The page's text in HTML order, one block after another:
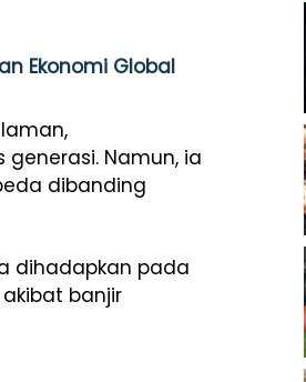
Ekonomi Global
Namun, ia
dibanding
dihadapkan pada
akibat banjir